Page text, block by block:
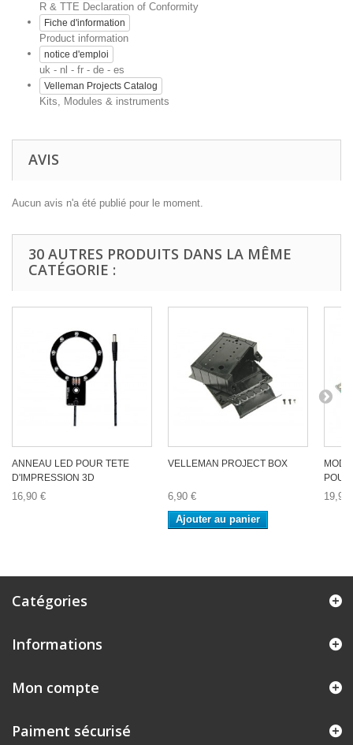
R & TTE Declaration of Conformity
Fiche d'information
Product information
notice d'emploi
uk - nl - fr - de - es
Velleman Projects Catalog
Kits, Modules & instruments
AVIS
Aucun avis n'a été publié pour le moment.
30 AUTRES PRODUITS DANS LA MÊME
CATÉGORIE :
ANNEAU LED POUR TETE
D'IMPRESSION 3D
16,90 €
VELLEMAN PROJECT BOX
6,90 €
Ajouter au panier
19,90
Catégories
Informations
Mon compte
Paiment sécurisé